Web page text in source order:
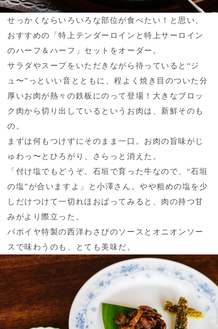
せっかくならいろいろな部位が食べたい！と思い、
おすすめの「特上テンダーロインと特上サーロイン
のハーフ＆ハーフ」セットをオーダー。
サラダやスープをいただきながら待っていると“ジ
ュ〜”っといい音とともに、程よく焼き目のついた分
厚いお肉が熱々の鉄板にのって登場！大きなブロッ
ク肉から切り出しているというお肉は、新鮮そのも
の。
まずは何もつけずにそのまま一口。お肉の旨味がじ
ゅわっ〜とひろがり、さらっと消えた。
「付け塩でもどうぞ。石垣で育った牛なので、“石垣
の塩”が合いますよ」と小澤さん。やや粗めの塩を少
しだけつけて一切れほおばってみると、肉の持つ甘
みがより際立った。
パポイヤ特製の西洋わさびのソースとオニオンソー
スで味わうのも、とても美味だ。